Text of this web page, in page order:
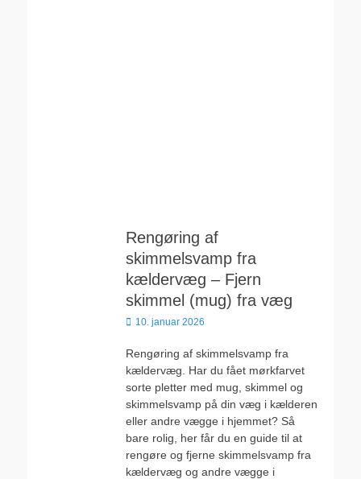
Rengøring af
skimmelsvamp fra
kældervæg – Fjern
skimmel (mug) fra væg
Udgivet
10. januar 2026
Rengøring af skimmelsvamp fra
kældervæg. Har du fået mørkfarvet
sorte pletter med mug, skimmel og
skimmelsvamp på din væg i kælderen
eller andre vægge i hjemmet? Så
bare rolig, her får du en guide til at
rengøre og fjerne skimmelsvamp fra
kældervæg og andre vægge i